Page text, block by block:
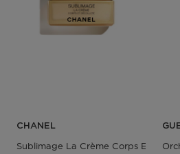
CHANEL
Sublimage La Crème Corps Et